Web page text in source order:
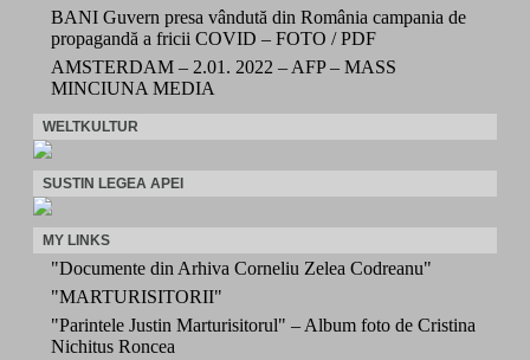
BANI Guvern presa vândută din România campania de
propagandă a fricii COVID – FOTO / PDF
AMSTERDAM – 2.01. 2022 – AFP – MASS
MINCIUNA MEDIA
WELTKULTUR
SUSTIN LEGEA APEI
MY LINKS
"Documente din Arhiva Corneliu Zelea Codreanu"
"MARTURISITORII"
"Parintele Justin Marturisitorul" – Album foto de Cristina
Nichitus Roncea